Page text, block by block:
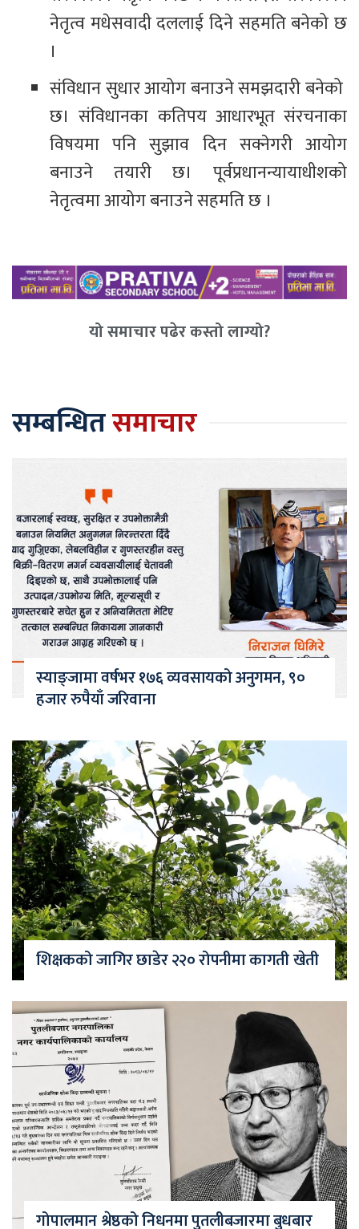
नेतृत्व मधेसवादी दललाई दिने सहमति बनेको छ
।
संविधान सुधार आयोग बनाउने समझदारी बनेको
छ। संविधानका कतिपय आधारभूत संरचनाका
विषयमा पनि सुझाव दिन सक्नेगरी आयोग
बनाउने तयारी छ। पूर्वप्रधानन्यायाधीशको
नेतृत्वमा आयोग बनाउने सहमति छ ।
यो समाचार पढेर कस्तो लाग्यो?
सम्बन्धितसमाचार
स्याङ्जामा वर्षभर १७६ व्यवसायको अनुगमन, ९०
हजार रुपैयाँ जरिवाना
शिक्षकको जागिर छाडेर २२० रोपनीमा कागती खेती
गोपालमान श्रेष्ठको निधनमा पुतलीबजारमा बुधबार